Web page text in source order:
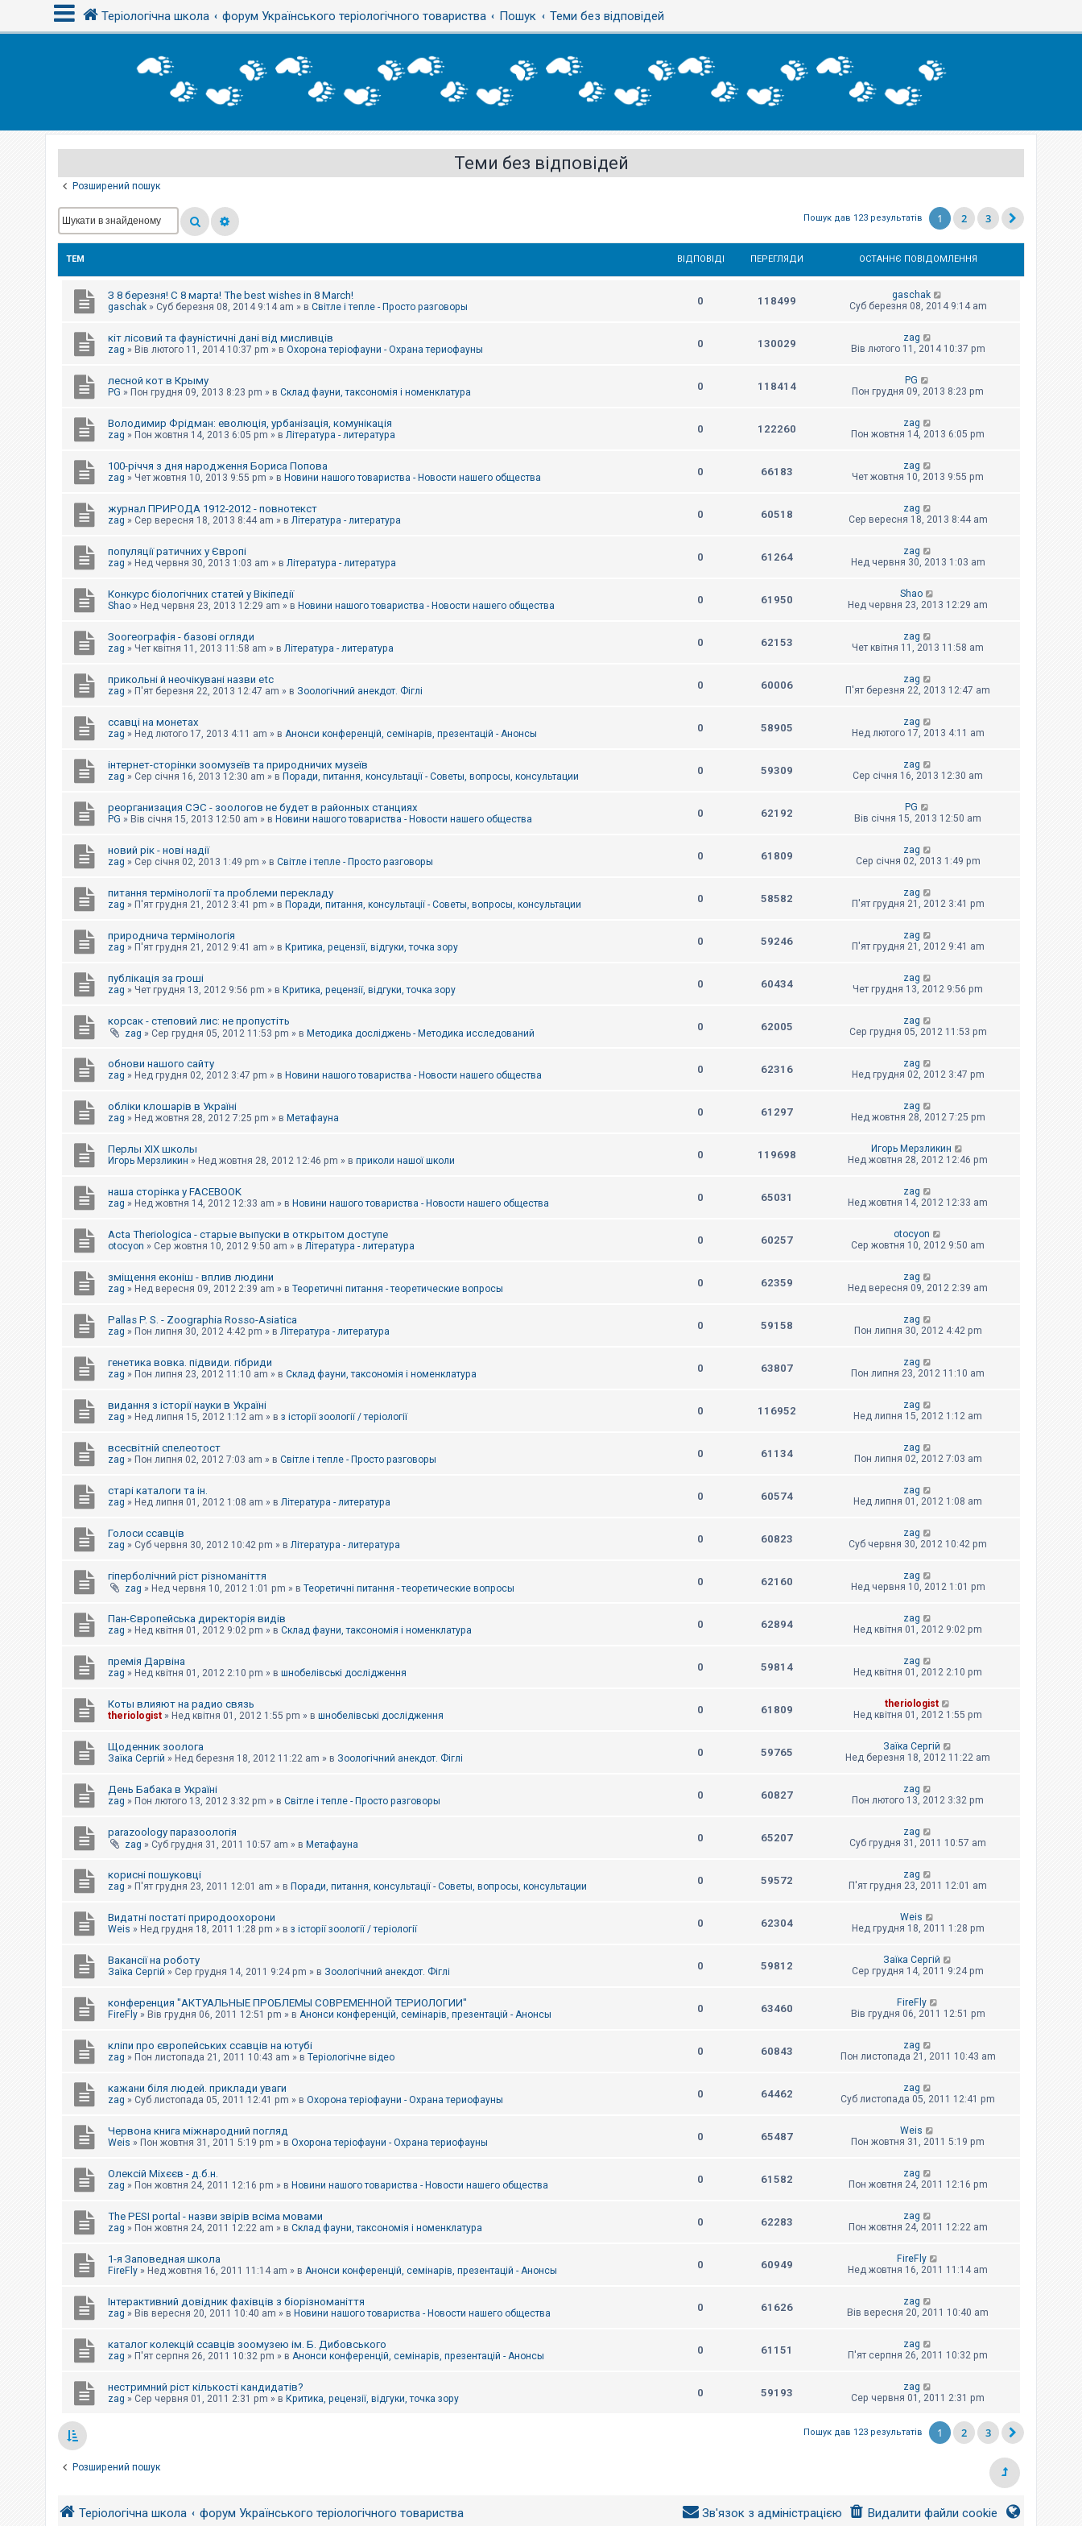
Теріологічна школа форум Українського теріологічного товариства Пошук Теми без відповідей
Теми без відповідей
Розширений пошук
Пошук дав 123 результатів 1 2 3
ТЕМ ВІДПОВІДІ ПЕРЕГЛЯДИ ОСТАННЄ ПОВІДОМЛЕННЯ
З 8 березня! С 8 марта! The best wishes in 8 March!
gaschak » Суб березня 08, 2014 9:14 am » в Світле і тепле - Просто разговоры 0 118499
gaschak
Суб березня 08, 2014 9:14 am
кіт лісовий та фауністичні дані від мисливців
zag » Вів лютого 11, 2014 10:37 pm » в Охорона теріофауни - Охрана териофауны 0 130029
zag
Вів лютого 11, 2014 10:37 pm
лесной кот в Крыму
PG » Пон грудня 09, 2013 8:23 pm » в Склад фауни, таксономія і номенклатура 0 118414
PG
Пон грудня 09, 2013 8:23 pm
Володимир Фрідман: еволюція, урбанізація, комунікація
zag » Пон жовтня 14, 2013 6:05 pm » в Література - литература 0 122260
zag
Пон жовтня 14, 2013 6:05 pm
100-річчя з дня народження Бориса Попова
zag » Чет жовтня 10, 2013 9:55 pm » в Новини нашого товариства - Новости нашего общества 0 66183
zag
Чет жовтня 10, 2013 9:55 pm
журнал ПРИРОДА 1912-2012 - повнотекст
zag » Сер вересня 18, 2013 8:44 am » в Література - литература 0 60518
zag
Сер вересня 18, 2013 8:44 am
популяції ратичних у Європі
zag » Нед червня 30, 2013 1:03 am » в Література - литература 0 61264
zag
Нед червня 30, 2013 1:03 am
Конкурс біологічних статей у Вікіпедії
Shao » Нед червня 23, 2013 12:29 am » в Новини нашого товариства - Новости нашего общества 0 61950
Shao
Нед червня 23, 2013 12:29 am
Зоогеографія - базові огляди
zag » Чет квітня 11, 2013 11:58 am » в Література - литература 0 62153
zag
Чет квітня 11, 2013 11:58 am
прикольні й неочікувані назви etc
zag » П'ят березня 22, 2013 12:47 am » в Зоологічний анекдот. Фіглі 0 60006
zag
П'ят березня 22, 2013 12:47 am
ссавці на монетах
zag » Нед лютого 17, 2013 4:11 am » в Анонси конференцій, семінарів, презентацій - Анонсы 0 58905
zag
Нед лютого 17, 2013 4:11 am
інтернет-сторінки зоомузеїв та природничих музеїв
zag » Сер січня 16, 2013 12:30 am » в Поради, питання, консультації - Советы, вопросы, консультации 0 59309
zag
Сер січня 16, 2013 12:30 am
реорганизация СЭС - зоологов не будет в районных станциях
PG » Вів січня 15, 2013 12:50 am » в Новини нашого товариства - Новости нашего общества 0 62192
PG
Вів січня 15, 2013 12:50 am
новий рік - нові надії
zag » Сер січня 02, 2013 1:49 pm » в Світле і тепле - Просто разговоры 0 61809
zag
Сер січня 02, 2013 1:49 pm
питання термінології та проблеми перекладу
zag » П'ят грудня 21, 2012 3:41 pm » в Поради, питання, консультації - Советы, вопросы, консультации 0 58582
zag
П'ят грудня 21, 2012 3:41 pm
природнича термінологія
zag » П'ят грудня 21, 2012 9:41 am » в Критика, рецензії, відгуки, точка зору 0 59246
zag
П'ят грудня 21, 2012 9:41 am
публікація за гроші
zag » Чет грудня 13, 2012 9:56 pm » в Критика, рецензії, відгуки, точка зору 0 60434
zag
Чет грудня 13, 2012 9:56 pm
корсак - степовий лис: не пропустіть
zag » Сер грудня 05, 2012 11:53 pm » в Методика досліджень - Методика исследований
0 62005
zag
Сер грудня 05, 2012 11:53 pm
обнови нашого сайту
zag » Нед грудня 02, 2012 3:47 pm » в Новини нашого товариства - Новости нашего общества 0 62316
zag
Нед грудня 02, 2012 3:47 pm
обліки клошарів в Україні
zag » Нед жовтня 28, 2012 7:25 pm » в Метафауна 0 61297
zag
Нед жовтня 28, 2012 7:25 pm
Перлы ХІХ школы
Игорь Мерзликин » Нед жовтня 28, 2012 12:46 pm » в приколи нашої школи 0 119698
Игорь Мерзликин
Нед жовтня 28, 2012 12:46 pm
наша сторінка у FACEBOOK
zag » Нед жовтня 14, 2012 12:33 am » в Новини нашого товариства - Новости нашего общества 0 65031
zag
Нед жовтня 14, 2012 12:33 am
Acta Theriologica - старые выпуски в открытом доступе
otocyon » Сер жовтня 10, 2012 9:50 am » в Література - литература 0 60257
otocyon
Сер жовтня 10, 2012 9:50 am
зміщення еконіш - вплив людини
zag » Нед вересня 09, 2012 2:39 am » в Теоретичні питання - теоретические вопросы 0 62359
zag
Нед вересня 09, 2012 2:39 am
Pallas P. S. - Zoographia Rosso-Asiatica
zag » Пон липня 30, 2012 4:42 pm » в Література - литература 0 59158
zag
Пон липня 30, 2012 4:42 pm
генетика вовка. підвиди. гібриди
zag » Пон липня 23, 2012 11:10 am » в Склад фауни, таксономія і номенклатура 0 63807
zag
Пон липня 23, 2012 11:10 am
видання з історії науки в Україні
zag » Нед липня 15, 2012 1:12 am » в з історії зоології / теріології 0 116952
zag
Нед липня 15, 2012 1:12 am
всесвітній спелеотост
zag » Пон липня 02, 2012 7:03 am » в Світле і тепле - Просто разговоры 0 61134
zag
Пон липня 02, 2012 7:03 am
старі каталоги та ін.
zag » Нед липня 01, 2012 1:08 am » в Література - литература 0 60574
zag
Нед липня 01, 2012 1:08 am
Голоси ссавців
zag » Суб червня 30, 2012 10:42 pm » в Література - литература 0 60823
zag
Суб червня 30, 2012 10:42 pm
гіперболічний ріст різноманіття
zag » Нед червня 10, 2012 1:01 pm » в Теоретичні питання - теоретические вопросы
0 62160
zag
Нед червня 10, 2012 1:01 pm
Пан-Європейська директорія видів
zag » Нед квітня 01, 2012 9:02 pm » в Склад фауни, таксономія і номенклатура 0 62894
zag
Нед квітня 01, 2012 9:02 pm
премія Дарвіна
zag » Нед квітня 01, 2012 2:10 pm » в шнобелівські дослідження 0 59814
zag
Нед квітня 01, 2012 2:10 pm
Коты влияют на радио связь
theriologist » Нед квітня 01, 2012 1:55 pm » в шнобелівські дослідження 0 61809
theriologist
Нед квітня 01, 2012 1:55 pm
Щоденник зоолога
Заїка Сергій » Нед березня 18, 2012 11:22 am » в Зоологічний анекдот. Фіглі 0 59765
Заїка Сергій
Нед березня 18, 2012 11:22 am
День Бабака в Україні
zag » Пон лютого 13, 2012 3:32 pm » в Світле і тепле - Просто разговоры 0 60827
zag
Пон лютого 13, 2012 3:32 pm
parazoology паразоологія
zag » Суб грудня 31, 2011 10:57 am » в Метафауна
0 65207
zag
Суб грудня 31, 2011 10:57 am
корисні пошуковці
zag » П'ят грудня 23, 2011 12:01 am » в Поради, питання, консультації - Советы, вопросы, консультации 0 59572
zag
П'ят грудня 23, 2011 12:01 am
Видатні постаті природоохорони
Weis » Нед грудня 18, 2011 1:28 pm » в з історії зоології / теріології 0 62304
Weis
Нед грудня 18, 2011 1:28 pm
Вакансії на роботу
Заїка Сергій » Сер грудня 14, 2011 9:24 pm » в Зоологічний анекдот. Фіглі 0 59812
Заїка Сергій
Сер грудня 14, 2011 9:24 pm
конференция "АКТУАЛЬНЫЕ ПРОБЛЕМЫ СОВРЕМЕННОЙ ТЕРИОЛОГИИ"
FireFly » Вів грудня 06, 2011 12:51 pm » в Анонси конференцій, семінарів, презентацій - Анонсы 0 63460
FireFly
Вів грудня 06, 2011 12:51 pm
кліпи про європейських ссавців на ютубі
zag » Пон листопада 21, 2011 10:43 am » в Теріологічне відео 0 60843
zag
Пон листопада 21, 2011 10:43 am
кажани біля людей. приклади уваги
zag » Суб листопада 05, 2011 12:41 pm » в Охорона теріофауни - Охрана териофауны 0 64462
zag
Суб листопада 05, 2011 12:41 pm
Червона книга міжнародний погляд
Weis » Пон жовтня 31, 2011 5:19 pm » в Охорона теріофауни - Охрана териофауны 0 65487
Weis
Пон жовтня 31, 2011 5:19 pm
Олексій Міхєєв - д.б.н.
zag » Пон жовтня 24, 2011 12:16 pm » в Новини нашого товариства - Новости нашего общества 0 61582
zag
Пон жовтня 24, 2011 12:16 pm
The PESI portal - назви звірів всіма мовами
zag » Пон жовтня 24, 2011 12:22 am » в Склад фауни, таксономія і номенклатура 0 62283
zag
Пон жовтня 24, 2011 12:22 am
1-я Заповедная школа
FireFly » Нед жовтня 16, 2011 11:14 am » в Анонси конференцій, семінарів, презентацій - Анонсы 0 60949
FireFly
Нед жовтня 16, 2011 11:14 am
Інтерактивний довідник фахівців з біорізноманіття
zag » Вів вересня 20, 2011 10:40 am » в Новини нашого товариства - Новости нашего общества 0 61626
zag
Вів вересня 20, 2011 10:40 am
каталог колекцій ссавців зоомузею ім. Б. Дибовського
zag » П'ят серпня 26, 2011 10:32 pm » в Анонси конференцій, семінарів, презентацій - Анонсы 0 61151
zag
П'ят серпня 26, 2011 10:32 pm
нестримний ріст кількості кандидатів?
zag » Сер червня 01, 2011 2:31 pm » в Критика, рецензії, відгуки, точка зору 0 59193
zag
Сер червня 01, 2011 2:31 pm
Пошук дав 123 результатів 1 2 3
Розширений пошук
Теріологічна школа форум Українського теріологічного товариства Видалити файли cookie
Зв'язок з адміністрацією